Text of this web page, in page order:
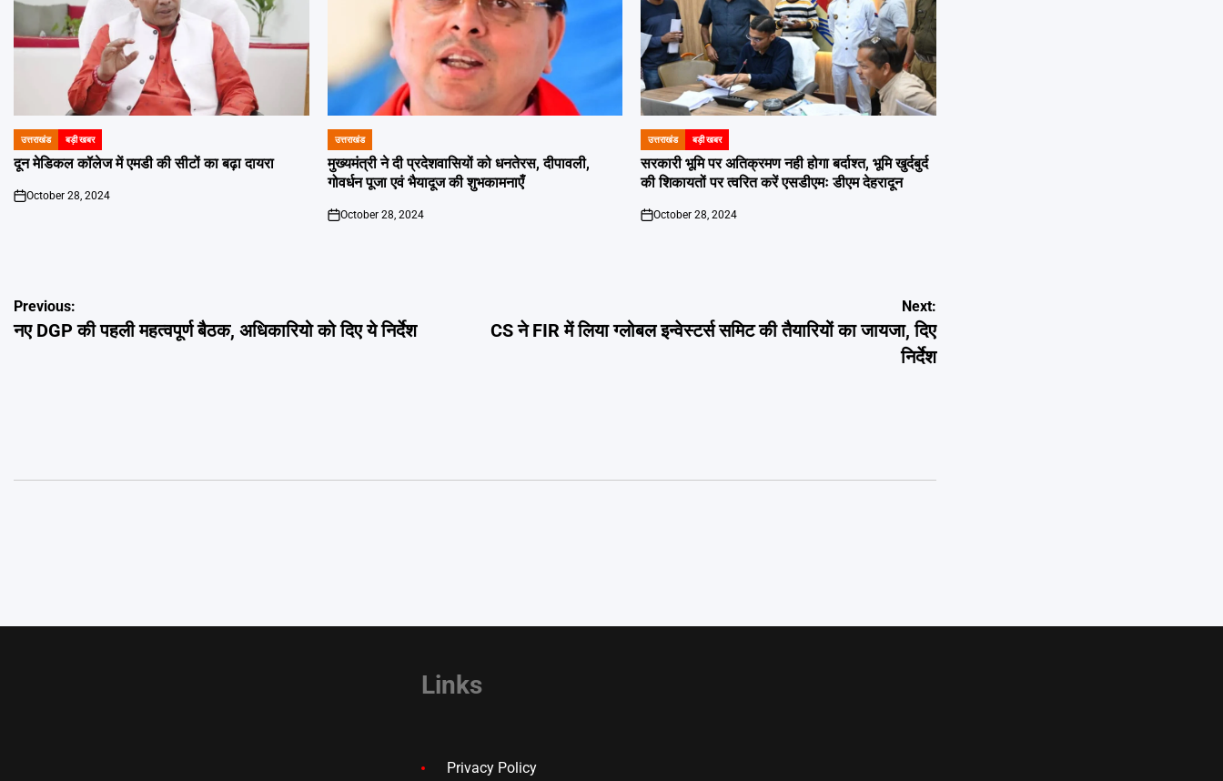
POSTED
IN
उत्तराखंड बड़ी खबर
दून मेडिकल कॉलेज में एमडी की सीटों का बढ़ा दायरा
on
October 28, 2024
POSTED
IN
उत्तराखंड
मुख्यमंत्री ने दी प्रदेशवासियों को धनतेरस, दीपावली,
गोवर्धन पूजा एवं भैयादूज की शुभकामनाएँ
on
October 28, 2024
POSTED
IN
उत्तराखंड बड़ी खबर
सरकारी भूमि पर अतिक्रमण नही होगा बर्दाश्त, भूमि खुर्दबुर्द
की शिकायतों पर त्वरित करें एसडीएमः डीएम देहरादून
on
October 28, 2024
Post
navigation
Previous:
नए DGP की पहली महत्वपूर्ण बैठक, अधिकारियो को दिए ये निर्देश
Next:
CS ने FIR में लिया ग्लोबल इन्वेस्टर्स समिट की तैयारियों का जायजा, दिए
निर्देश
Links
Privacy Policy